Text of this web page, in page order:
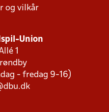
og vilkår
Union
1
- fredag 9-16)